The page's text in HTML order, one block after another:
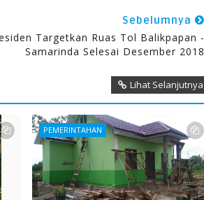
Sebelumnya
Targetkan Ruas Tol Balikpapan -
Samarinda Selesai Desember 2018
Lihat Selanjutnya
PEMERINTAHAN